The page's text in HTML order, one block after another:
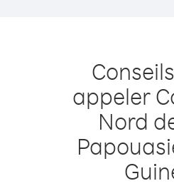
appeler
Nord